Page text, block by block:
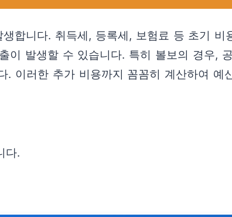
합니다. 취득세, 등록세, 보험료 등 초기 비
발생할 수 있습니다. 특히 볼보의 경우,
이러한 추가 비용까지 꼼꼼히 계산하여 예
다.